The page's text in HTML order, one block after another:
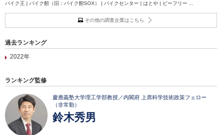
バイク王 | バイク館（旧：バイク館SOX） | バイクセンター | はとや | ビーフリー ...
その他の調査企業はこちら
過去ランキング
2022年
ランキング監修
慶應義塾大学理工学部教授／内閣府 上席科学技術政策フェロー
（非常勤）
鈴木秀男